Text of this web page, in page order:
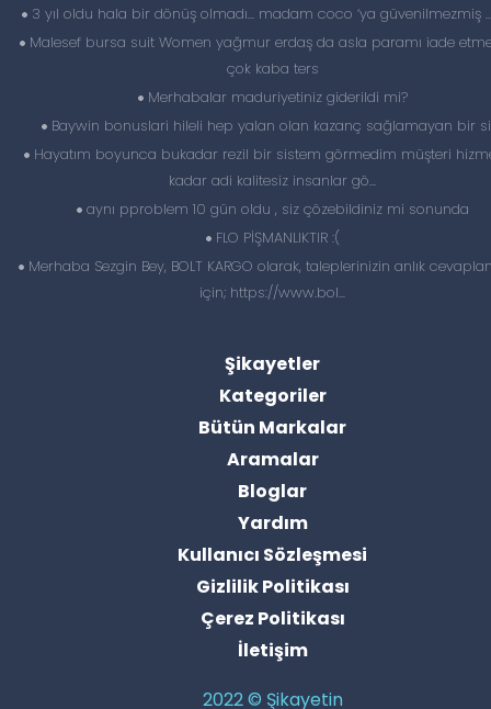
3 yıl oldu hala bir dönüş olmadı… madam coco ‘ya güvenilmezmiş
Malesef bursa suit Women yağmur erdaş da asla paramı iade
çok kaba ters
Merhabalar maduriyetiniz giderildi mi?
Baywin bonuslari hileli hep yalan olan kazanç sağlamayan bir
Hayatım boyunca bukadar rezil bir sistem görmedim müşteri
kadar adi kalitesiz insanlar gö...
aynı pproblem 10 gün oldu , siz çözebildiniz mi sonunda
FLO PİŞMANLIKTIR :(
Merhaba Sezgin Bey, BOLT KARGO olarak, taleplerinizin anlık
için; https://www.bol...
Şikayetler
Kategoriler
Bütün Markalar
Aramalar
Bloglar
Yardım
Kullanıcı Sözleşmesi
Gizlilik Politikası
Çerez Politikası
İletişim
2022 © Şikayetin